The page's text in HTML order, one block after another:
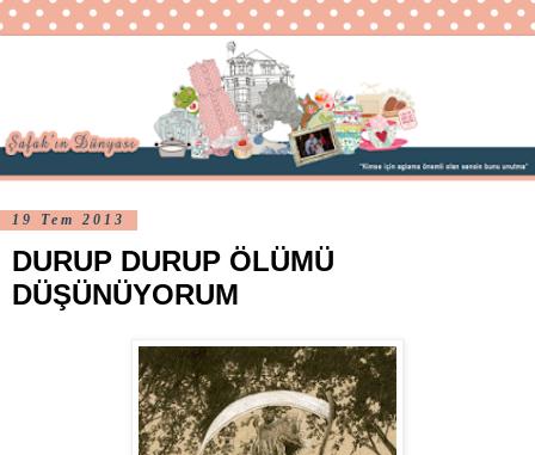
19 Tem 2013
DURUP DURUP ÖLÜMÜ
DÜŞÜNÜYORUM